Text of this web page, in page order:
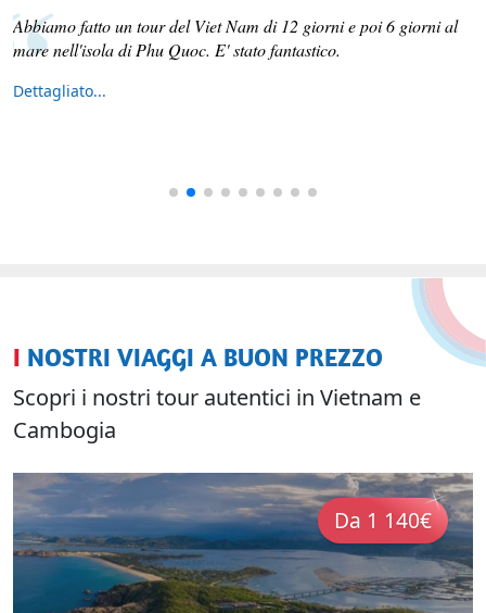
Abbiamo fatto un tour del Viet Nam di 12 giorni e poi 6 giorni al
mare nell'isola di Phu Quoc. E' stato fantastico.
Dettagliato...
I NOSTRI VIAGGI A BUON PREZZO
Scopri i nostri tour autentici in Vietnam e
Cambogia
Da 1 140€